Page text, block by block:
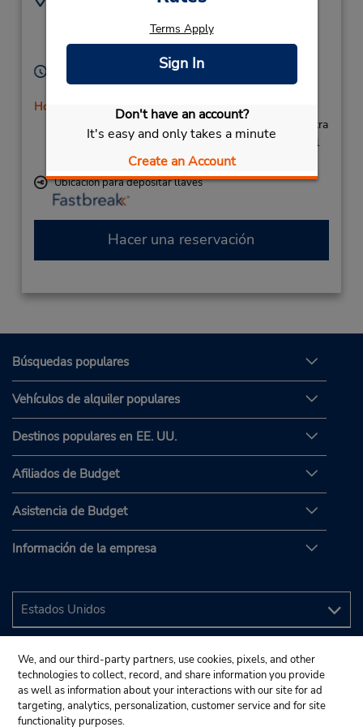
Terms Apply
Sign In
Don't have an account?
It's easy and only takes a minute
Create an Account
02886,
Location Type:
Sun - Sat 6:00 AM - 12:30 AM
Holiday Hours
Si llega en avión, el mostrador de alquiler se encuentra
dentro de la terminal con una caminata corta hasta el
estacionamiento.
Ubicación para depositar llaves
Hacer una reservación
Búsquedas populares
Vehículos de alquiler populares
Destinos populares en EE. UU.
Afiliados de Budget
Asistencia de Budget
Información de la empresa
We, and our third-party partners, use cookies, pixels, and other
technologies to collect, record, and share information you provide
as well as information about your interactions with our site for ad
targeting, analytics, personalization, customer service and for site
functionality purposes.